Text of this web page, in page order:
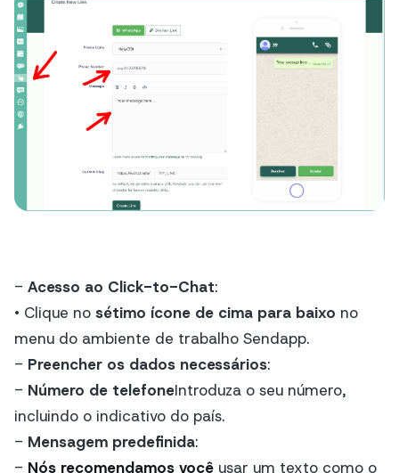
- Acesso ao Click-to-Chat:
• Clique no sétimo ícone de cima para baixo no
menu do ambiente de trabalho Sendapp.
- Preencher os dados necessários:
- Número de telefoneIntroduza o seu número,
incluindo o indicativo do país.
- Mensagem predefinida:
- Nós recomendamos você usar um texto como o